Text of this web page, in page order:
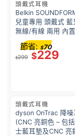
頭戴式耳機
Belkin
兒童專用 頭戴式
無線/有線 兩用 內
耳機 V3 (USB-C
紫色｜
$299 $229
節省: $70
頭戴式耳機
dyson OnTrac 降噪
(CNC 亮銅色 – 包
士藍耳墊及CNC 亮